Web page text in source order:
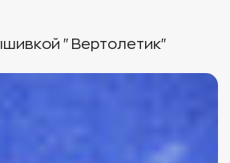
"Вертолетик"